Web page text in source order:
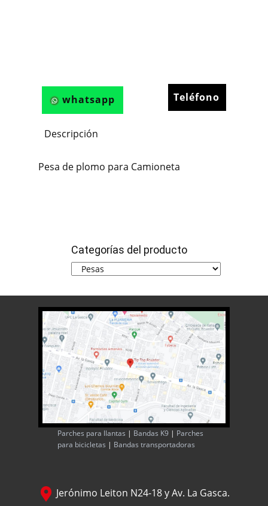
whatsapp Teléfono
Descripción
Pesa de plomo para Camioneta
Categorías del producto
Parches para llantas | Bandas K9 | Parches
para bicicletas | Bandas transportadoras
Jerónimo Leiton N24-18 y Av. La Gasca.